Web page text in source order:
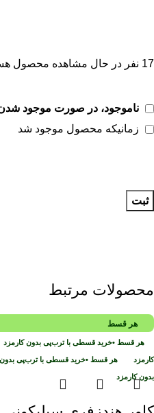
17 نفر در حال مشاهده محصول
ناموجود، در صورت موجود
زمانیکه محصول موجود شد
ثبت
محصولات مرتبط
هر قسط
هر قسط •خرید قسطی با ترب‌پی بدون کارمزد
کارمزد هر قسط •خرید قسطی با ترب‌پی
بدون کارمزد